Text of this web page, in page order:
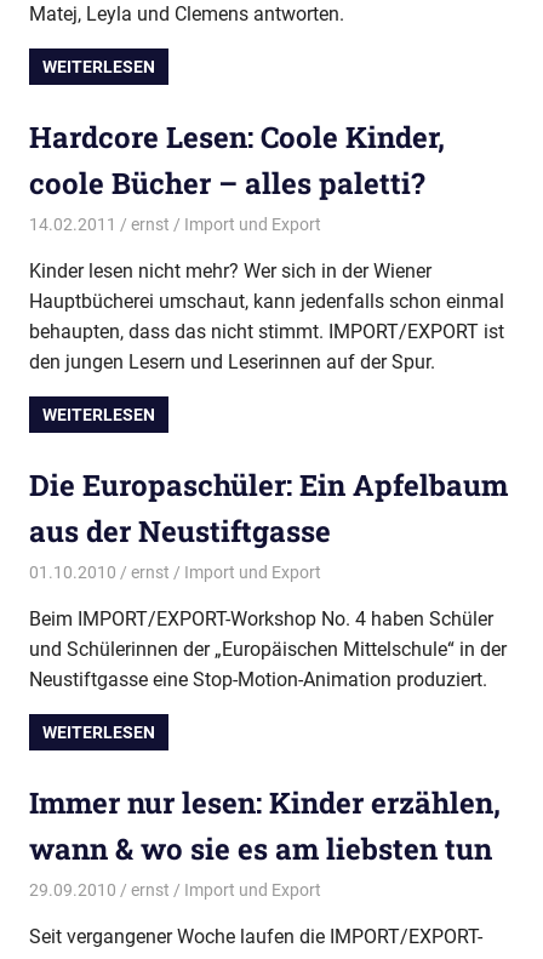
Matej, Leyla und Clemens antworten.
WEITERLESEN
Hardcore Lesen: Coole Kinder,
coole Bücher – alles paletti?
14.02.2011 ernst Import und Export
Kinder lesen nicht mehr? Wer sich in der Wiener
Hauptbücherei umschaut, kann jedenfalls schon einmal
behaupten, dass das nicht stimmt. IMPORT/EXPORT ist
den jungen Lesern und Leserinnen auf der Spur.
WEITERLESEN
Die Europaschüler: Ein Apfelbaum
aus der Neustiftgasse
01.10.2010 ernst Import und Export
Beim IMPORT/EXPORT-Workshop No. 4 haben Schüler
und Schülerinnen der „Europäischen Mittelschule“ in der
Neustiftgasse eine Stop-Motion-Animation produziert.
WEITERLESEN
Immer nur lesen: Kinder erzählen,
wann & wo sie es am liebsten tun
29.09.2010 ernst Import und Export
Seit vergangener Woche laufen die IMPORT/EXPORT-